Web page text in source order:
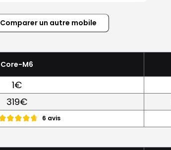
Comparer un autre mobile
Core-M6
1€
319€
6 avis